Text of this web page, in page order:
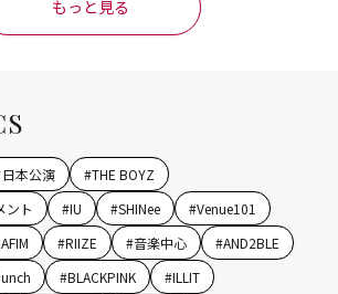
もっと見る
本公演 #THE BOYZ
ント #IU #SHINee #Venue101
#RIIZE #音楽中心 #AND2BLE
#BLACKPINK #ILLIT